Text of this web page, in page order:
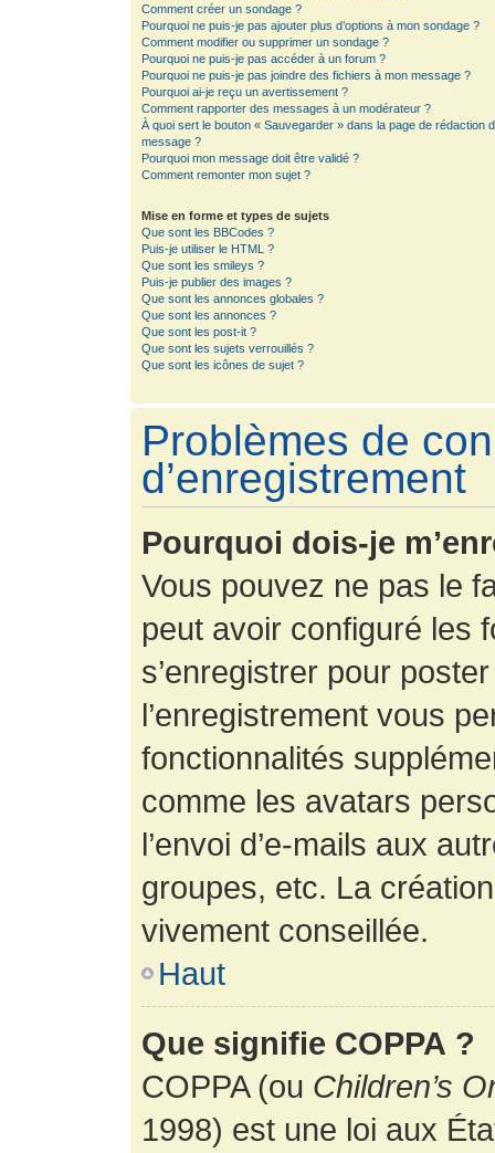
Comment créer un sondage ?
Pourquoi ne puis-je pas ajouter plus d’options à mon sondage ?
Comment modifier ou supprimer un sondage ?
Pourquoi ne puis-je pas accéder à un forum ?
Pourquoi ne puis-je pas joindre des fichiers à mon message ?
Pourquoi ai-je reçu un avertissement ?
Comment rapporter des messages à un modérateur ?
À quoi sert le bouton « Sauvegarder » dans la page de rédaction
message ?
Pourquoi mon message doit être validé ?
Comment remonter mon sujet ?
Mise en forme et types de sujets
Que sont les BBCodes ?
Puis-je utiliser le HTML ?
Que sont les smileys ?
Puis-je publier des images ?
Que sont les annonces globales ?
Que sont les annonces ?
Que sont les post-it ?
Que sont les sujets verrouillés ?
Que sont les icônes de sujet ?
Problèmes de
d’enregistrement
Pourquoi dois-je
Vous pouvez ne pas le
peut avoir configuré les
s’enregistrer pour
l’enregistrement vous
fonctionnalités
comme les avatars
l’envoi d’e-mails aux
groupes, etc. La
vivement conseillée.
Haut
Que signifie COPPA ?
COPPA (ou Children’s
1998) est une loi aux